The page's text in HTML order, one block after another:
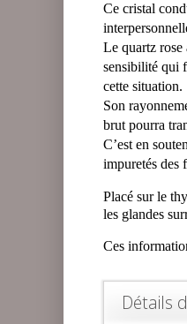
Ce cristal
Le quartz rose
sensibilité qui
cette situation.
Son
brut pourra
C’est en
impuretés des
Placé sur le
les glandes
Ces
Détails